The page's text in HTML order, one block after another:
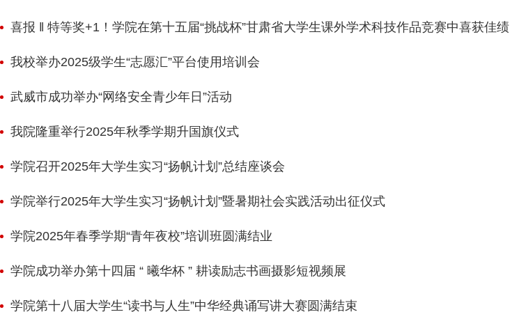
喜报 ‖ 特等奖+1！学院在第十五届“挑战杯”甘肃省大学生课外学术科技作品竞赛中喜获佳绩
我校举办2025级学生“志愿汇”平台使用培训会
武威市成功举办“网络安全青少年日”活动
我院隆重举行2025年秋季学期升国旗仪式
学院召开2025年大学生实习“扬帆计划”总结座谈会
学院举行2025年大学生实习“扬帆计划”暨暑期社会实践活动出征仪式
学院2025年春季学期“青年夜校”培训班圆满结业
学院成功举办第十四届 “ 曦华杯 ” 耕读励志书画摄影短视频展
学院第十八届大学生“读书与人生”中华经典诵写讲大赛圆满结束